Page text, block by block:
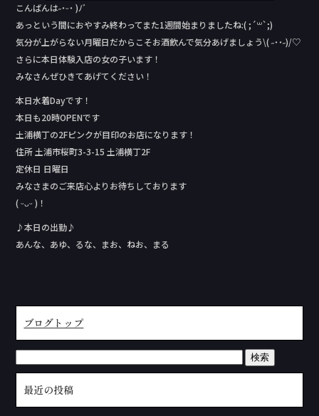
こんばんは˶˙ᵕ˙ )ﾉﾞ
あっという間におやすみ終わってまた1週間始まりましたね:( ;´꒳`;)
気分が上がらない月曜日だからこそお酒飲んで気分あげましょう\( ˶˙˙˶)/♡
さらに本日体験入店の女の子います！
みなさんぜひきてあげてください！
本日水着Day‬です！
本日も20時OPENです
土浦横丁の2Fピンクが目印のお店になります！
住所 土浦市桜町3-3-15 土浦横丁2F
定休日 日曜日
みなさまのご来店心よりお待ちしております
( ᵕᴗᵕ )！
♪本日の出勤♪
あんな、あゆ、るな、まお、ねお、まる
ブログトップ
最近の投稿